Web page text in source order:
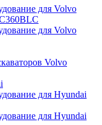
для Volvo
для Volvo
Volvo
для Hyundai
для Hyundai